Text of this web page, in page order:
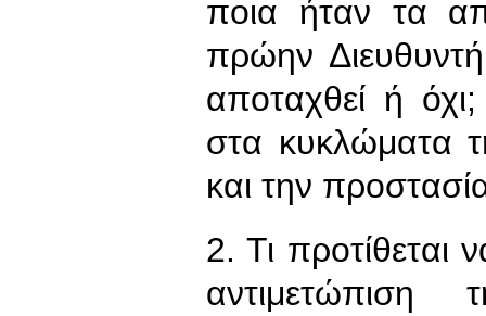
ποια ήταν τα
πρώην
αποταχθεί ή
στα κυκλώματα
και την
2. Τι προτίθεται
αντιμετώπιση